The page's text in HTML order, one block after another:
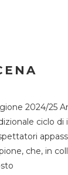
2024/25
ciclo
che, in